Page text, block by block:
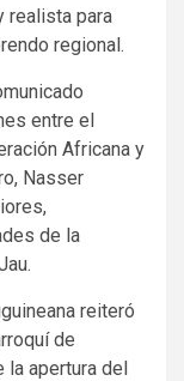
realista para
regional.
entre el
Africana y
Nasser
de la
reiteró
de
la apertura del